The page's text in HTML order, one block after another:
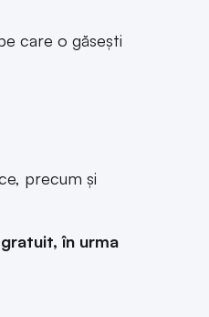
care o găsești
precum și
în urma